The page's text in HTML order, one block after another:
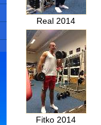
Real 2014
Fitko 2014